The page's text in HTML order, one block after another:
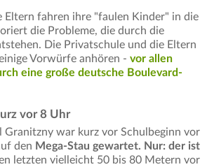
Eltern fahren ihre "faulen Kinder" in die
die Probleme, die durch die
Die Privatschule und die Eltern
Vorwürfe anhören - vor allen
eine große deutsche Boulevard-
vor 8 Uhr
Granitzny war kurz vor Schulbeginn vor
den Mega-Stau gewartet. Nur: der ist
letzten vielleicht 50 bis 80 Metern vor